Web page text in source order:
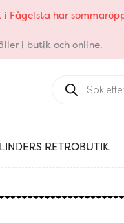
i Fågelsta har
i butik och online.
search
RETROBUTIK